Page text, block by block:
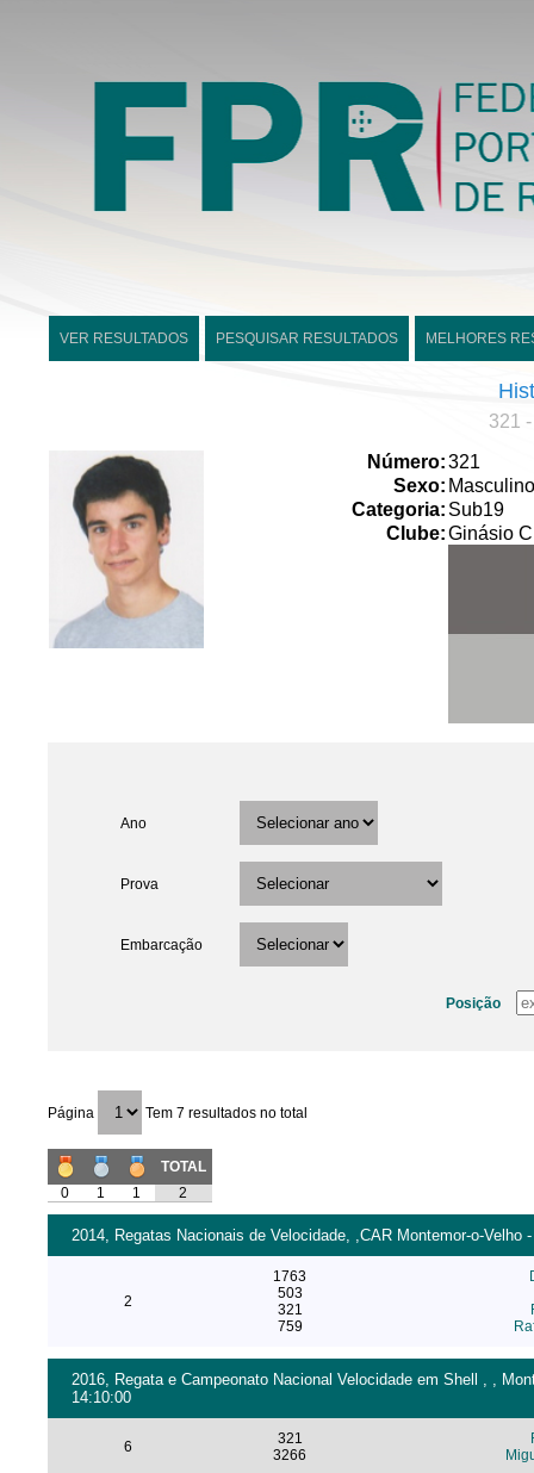
VER RESULTADOS PESQUISAR RESULTADOS MELHORES
321
Número:321
Sexo: Masculino
Categoria: Sub19
Clube:Ginásio
Ano
Prova
Embarcação
Posição
Página Tem 7 resultados no total
TOTAL
0
1 1 2
2014, Regatas Nacionais de Velocidade, ,CAR Montemor-o-
2
1763
503
321
759
2016, Regata e Campeonato Nacional Velocidade em Shell , ,
14:10:00
6
321
3266